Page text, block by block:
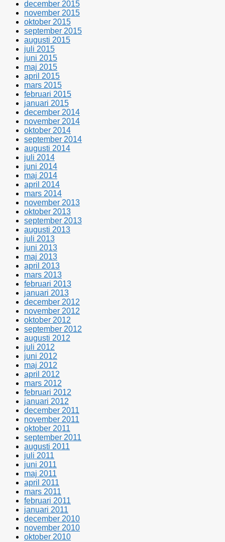
december 2015
november 2015
oktober 2015
september 2015
augusti 2015
juli 2015
juni 2015
maj 2015
april 2015
mars 2015
februari 2015
januari 2015
december 2014
november 2014
oktober 2014
september 2014
augusti 2014
juli 2014
juni 2014
maj 2014
april 2014
mars 2014
november 2013
oktober 2013
september 2013
augusti 2013
juli 2013
juni 2013
maj 2013
april 2013
mars 2013
februari 2013
januari 2013
december 2012
november 2012
oktober 2012
september 2012
augusti 2012
juli 2012
juni 2012
maj 2012
april 2012
mars 2012
februari 2012
januari 2012
december 2011
november 2011
oktober 2011
september 2011
augusti 2011
juli 2011
juni 2011
maj 2011
april 2011
mars 2011
februari 2011
januari 2011
december 2010
november 2010
oktober 2010